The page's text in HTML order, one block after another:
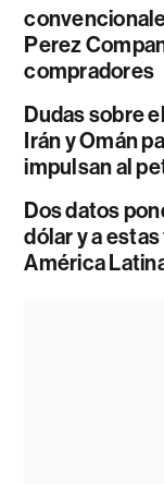
Perez
compradores
Dudas sobre
Irán y Omán
impulsan al
Dos datos
dólar y a
América